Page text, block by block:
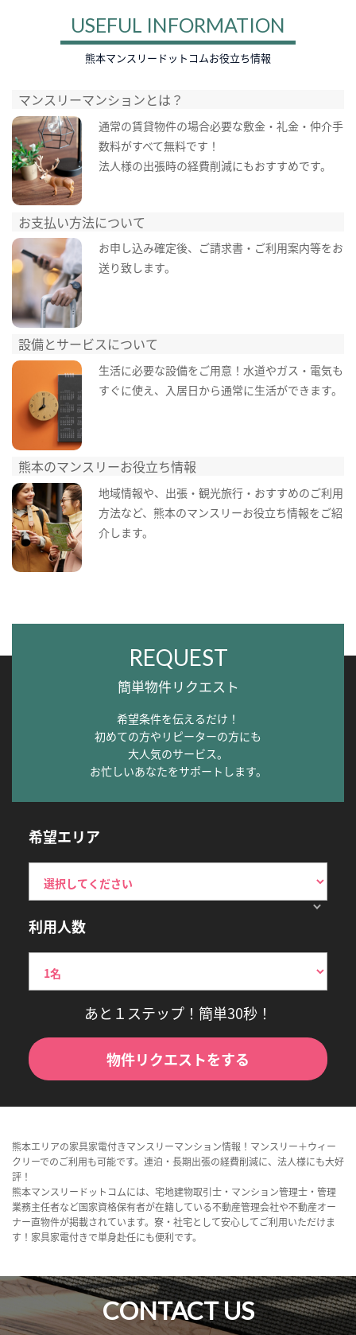
USEFUL INFORMATION
熊本マンスリードットコムお役立ち情報
マンスリーマンションとは？
通常の賃貸物件の場合必要な敷金・礼金・仲介手
数料がすべて無料です！
法人様の出張時の経費削減にもおすすめです。
お支払い方法について
お申し込み確定後、ご請求書・ご利用案内等をお
送り致します。
設備とサービスについて
生活に必要な設備をご用意！水道やガス・電気も
すぐに使え、入居日から通常に生活ができます。
熊本のマンスリーお役立ち情報
地域情報や、出張・観光旅行・おすすめのご利用
方法など、熊本のマンスリーお役立ち情報をご紹
介します。
REQUEST
簡単物件リクエスト
希望条件を伝えるだけ！
初めての方やリピーターの方にも
大人気のサービス。
お忙しいあなたをサポートします。
希望エリア
利用人数
あと１ステップ！簡単30秒！
物件リクエストをする
熊本エリアの家具家電付きマンスリーマンション情報！マンスリー＋ウィー
クリーでのご利用も可能です。連泊・長期出張の経費削減に、法人様にも大好
評！
熊本マンスリードットコムには、宅地建物取引士・マンション管理士・管理
業務主任者など国家資格保有者が在籍している不動産管理会社や不動産オー
ナー直物件が掲載されています。寮・社宅として安心してご利用いただけま
す！家具家電付きで単身赴任にも便利です。
CONTACT US